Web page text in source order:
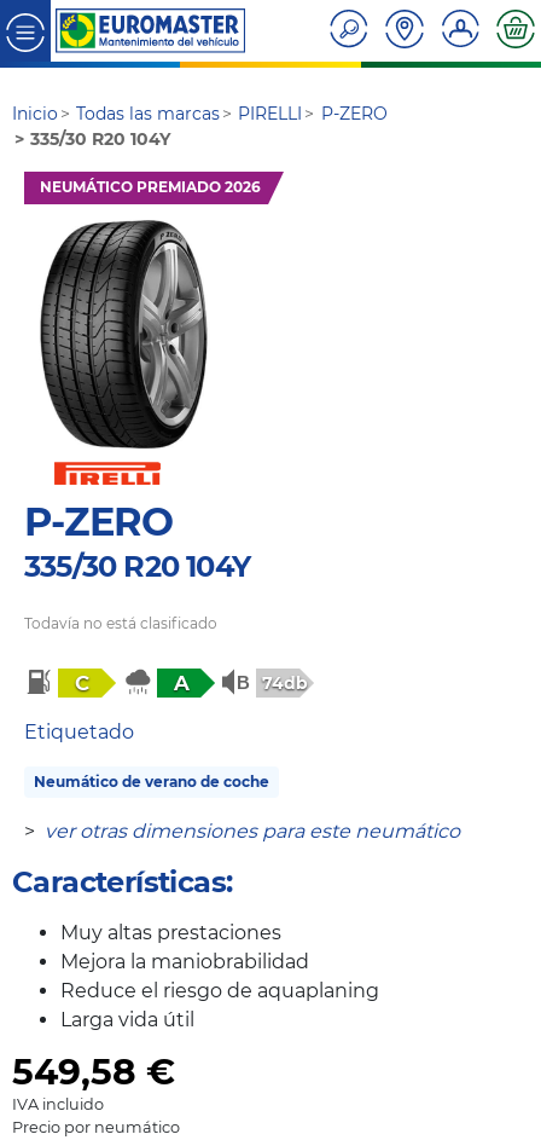
Inicio Todas las marcas PIRELLI
P-ZERO
335/30 R20 104Y
NEUMÁTICO PREMIADO 2026
P-ZERO
335/30 R20 104Y
Todavía no está clasificado
C A 74db
Etiquetado
Neumático de verano de coche
> ver otras dimensiones para este neumático
Características:
Muy altas prestaciones
Mejora la maniobrabilidad
Reduce el riesgo de aquaplaning
Larga vida útil
549,58 €
IVA incluido
Precio por neumático